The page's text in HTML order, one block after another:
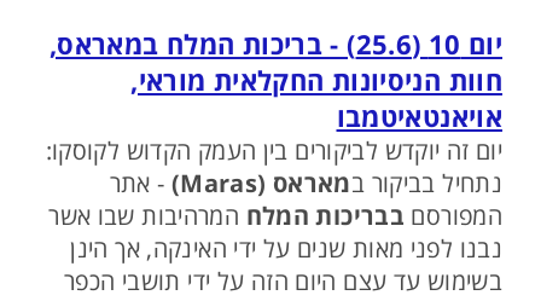
יום 10 (25.6) - בריכות המלח במאראס,
חוות הניסיונות החקלאית מוראי,
אויאנטאיטמבו
יום זה יוקדש לביקורים בין העמק הקדוש לקוסקו:
נתחיל בביקור במאראס (Maras)
- אתר
המפורסם בבריכות המלח המרהיבות שבו אשר
נבנו לפני מאות שנים על ידי האינקה, אך הינן
בשימוש עד עצם היום הזה על ידי תושבי הכפר